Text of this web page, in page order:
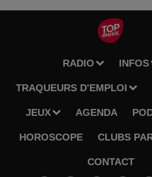
RADIO INFOS
TRAQUEURS D'EMPLOI
JEUX AGENDA
HOROSCOPE CLUBS
CONTACT